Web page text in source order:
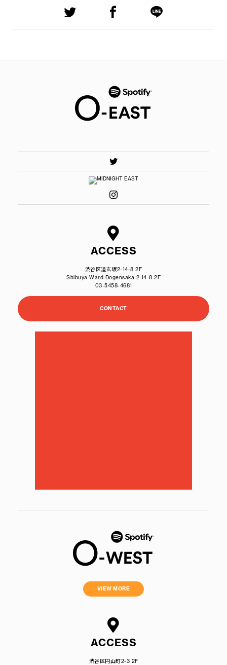
ACCESS
渋谷区道玄坂2-14-8 2F
Shibuya Ward Dogensaka 2-14-8 2F
03-5458-4681
CONTACT
VIEW MORE
ACCESS
渋谷区円山町2-3 2F